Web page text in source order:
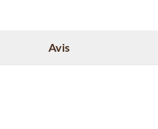
Avis